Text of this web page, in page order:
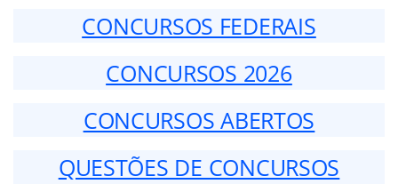
CONCURSOS FEDERAIS
CONCURSOS 2026
CONCURSOS ABERTOS
QUESTÕES DE CONCURSOS